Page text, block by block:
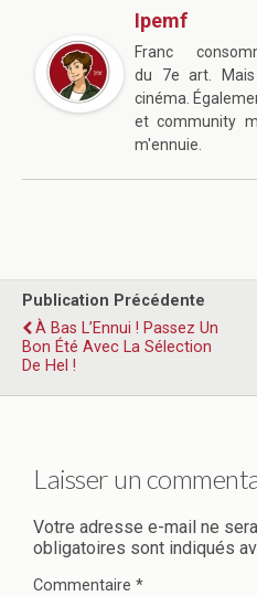
Ipemf
Franc
du 7e art.
cinéma.
et community
m'ennuie.
Publication Précédente
À Bas L’Ennui ! Passez Un
Bon Été Avec La Sélection
De Hel !
Laisser un
Votre adresse e-mail ne
obligatoires sont indiqués
Commentaire *